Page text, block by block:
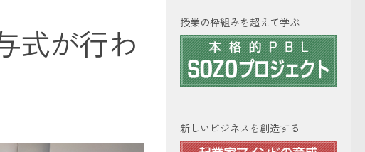
式が行わ
授業の枠組みを超えて学ぶ
新しいビジネスを創造する